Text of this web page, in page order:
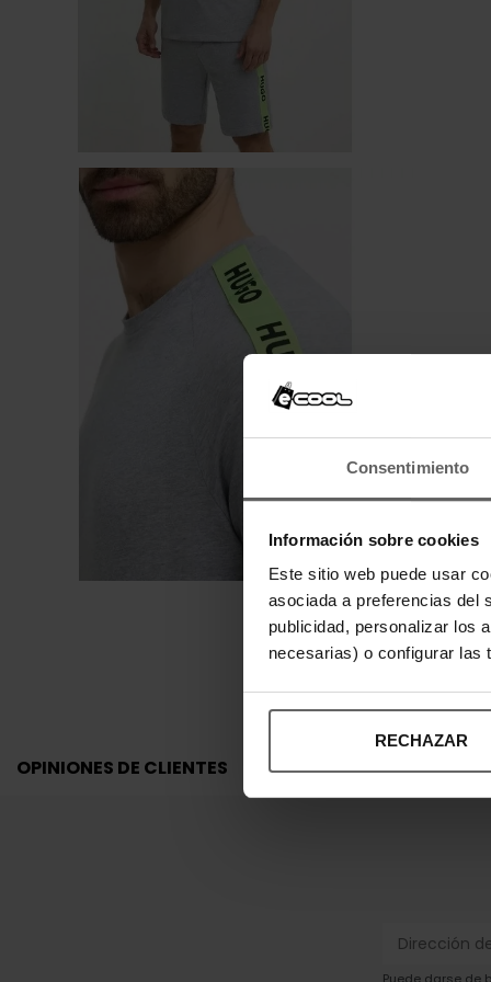
Consentimiento
Información sobre cookies
Este sitio web puede usar
asociada a preferencias del
publicidad, personalizar los
necesarias) o configurar
RECHAZAR
OPINIONES DE CLIENTES